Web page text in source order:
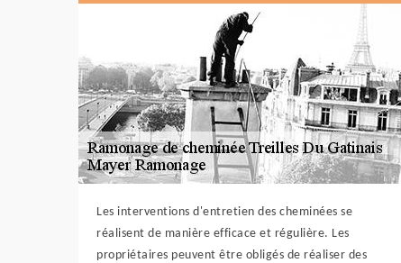
Les interventions d'entretien des cheminées se
réalisent de manière efficace et régulière. Les
propriétaires peuvent être obligés de réaliser des